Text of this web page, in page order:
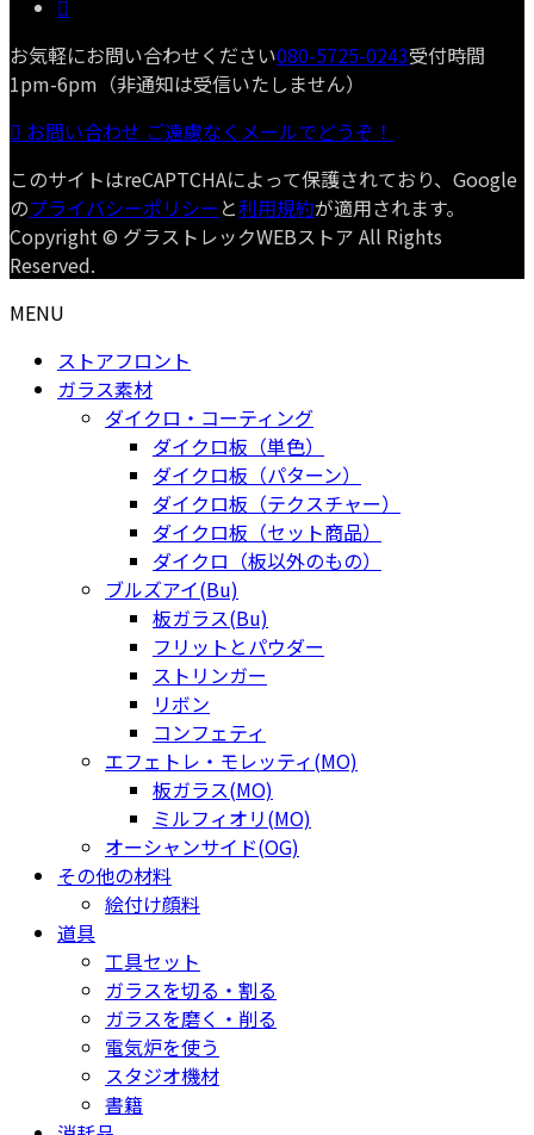
お気軽にお問い合わせください080-5725-0243受付時間
1pm-6pm（非通知は受信いたしません）
お問い合わせ ご遠慮なくメールでどうぞ！
このサイトはreCAPTCHAによって保護されており、Google
のプライバシーポリシー と利用規約が適用されます。
Copyright © グラストレックWEBストア All Rights
Reserved.
MENU
ストアフロント
ガラス素材
ダイクロ・コーティング
ダイクロ板（単色）
ダイクロ板（パターン）
ダイクロ板（テクスチャー）
ダイクロ板（セット商品）
ダイクロ（板以外のもの）
ブルズアイ(Bu)
板ガラス(Bu)
フリットとパウダー
ストリンガー
リボン
コンフェティ
エフェトレ・モレッティ(MO)
板ガラス(MO)
ミルフィオリ(MO)
オーシャンサイド(OG)
その他の材料
絵付け顔料
道具
工具セット
ガラスを切る・割る
ガラスを磨く・削る
電気炉を使う
スタジオ機材
書籍